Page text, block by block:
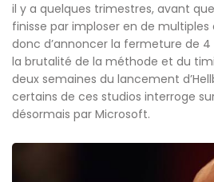
il y a quelques trimestres, avant
finisse par imploser en de multiples
donc d’annoncer la fermeture de
la brutalité de la méthode et du
deux semaines du lancement
certains de ces studios interroge
désormais par Microsoft.